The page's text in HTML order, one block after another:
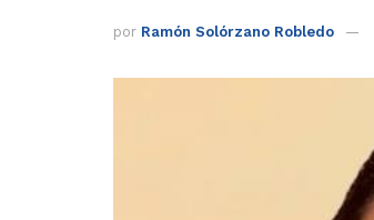
por Ramón Solórzano Robledo